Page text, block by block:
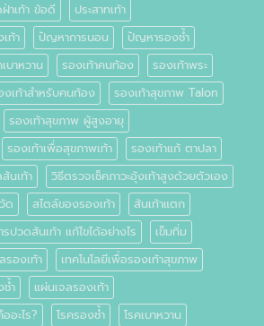
าเท้า ข้อดี
ประสาทเท้า
ท้า
ปัญหาการนอน
ปัญหารองช้ำ
บาหวาน รองเท้าคนท้อง
รองเท้าพระ
งเท้าสำหรับคนท้อง
รองเท้าสุขภาพ Talon
รองเท้าสุขภาพ ผู้สูงอายุ
รองเท้าเพื่อสุขภาพเท้า
รองเท้าแก้ ตาปลา
นเท้า
วิธีตรวจเช็คภาวะอุ้งเท้าสูงด้วยตัวเอง
ด
สไตล์ของรองเท้า
ส้นเท้าแตก
รปวดส้นเท้า แก้ไขได้อย่างไร
เข็มทิ่ม
รองเท้า
เทคโนโลยีเพื่อรองเท้าสุขภาพ
ำ
แผ่นเจลรองเท้า
อะไร?
โรครองช้ำ โรคเบาหวาน